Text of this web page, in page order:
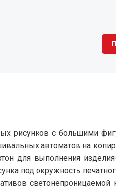
рисунков с большими
автоматов на
для выполнения
под окружность
светонепроницаемой